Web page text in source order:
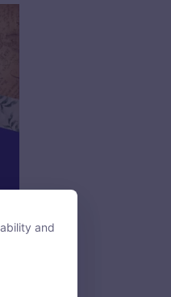
and
and